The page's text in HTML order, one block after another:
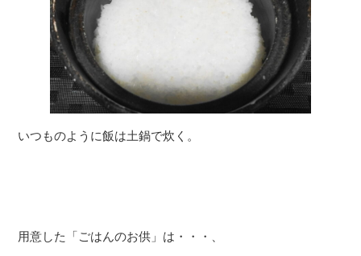
いつものように飯は土鍋で炊く。
用意した「ごはんのお供」は・・・、